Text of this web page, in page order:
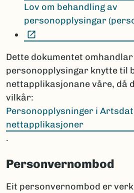
Lov om behandling av
personopplysingar
Dette dokumentet
personopplysingar knytte til
nettapplikasjonane våre, då
vilkår:
Personopplysninger i
nettapplikasjoner
.
Personvernombod
Eit personvernombod er